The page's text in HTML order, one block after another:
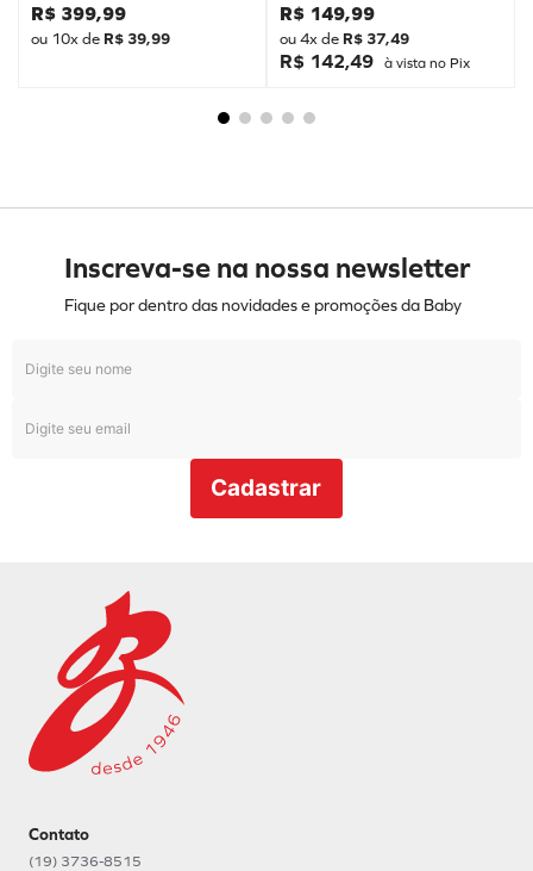
R$ 399,99
ou 10x de R$ 39,99
R$ 149,99
ou4x de R$ 37,49
R$ 142,49 à vista no Pix
Inscreva-se na nossa newsletter
Fique por dentro das novidades e promoções da Baby
Cadastrar
Contato
(19) 3736-8515